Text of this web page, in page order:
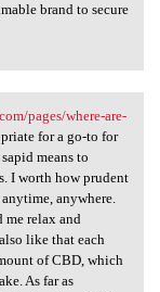
brand to secure
pages/where-are-
for a go-to for
means to
I worth how prudent
anywhere.
me relax and
like that each
of CBD, which
As far as